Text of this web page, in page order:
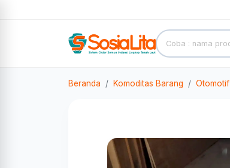
Beranda Komoditas Barang Otomotif